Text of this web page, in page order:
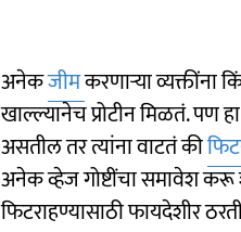
अनेकजीमकरणाऱ्या व्यक्तींना
खाल्ल्यानेच प्रोटीन मिळतं. पण
असतील तर त्यांना वाटतं की
अनेक व्हेज गोष्टींचा समावेश करू
फिटराहण्यासाठी फायदेशीर